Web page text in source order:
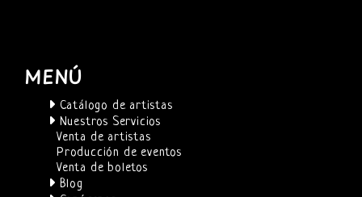
MENÚ
Catálogo de artistas
Nuestros Servicios
Venta de artistas
Producción de eventos
Venta de boletos
Blog